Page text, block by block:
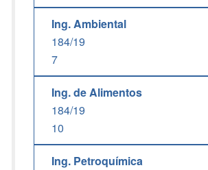
Ing. Ambiental
184/19
7
Ing. de Alimentos
184/19
10
Ing. Petroquímica